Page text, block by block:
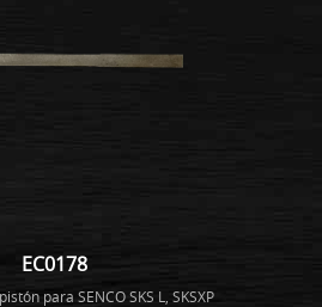
EC0178
para SENCO SKS L, SKSXP